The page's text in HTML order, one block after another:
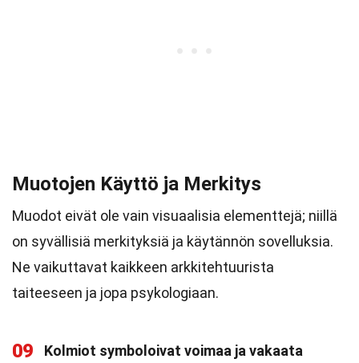
Muotojen Käyttö ja Merkitys
Muodot eivät ole vain visuaalisia elementtejä; niillä
on syvällisiä merkityksiä ja käytännön sovelluksia.
Ne vaikuttavat kaikkeen arkkitehtuurista
taiteeseen ja jopa psykologiaan.
09
Kolmiot symboloivat voimaa ja vakaata